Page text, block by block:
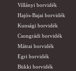
Villányi borvidék
Hajós-Bajai borvidék
Kunsági borvidék
Csongrádi borvidék
Mátrai borvidék
Egri borvidék
Bükki borvidék